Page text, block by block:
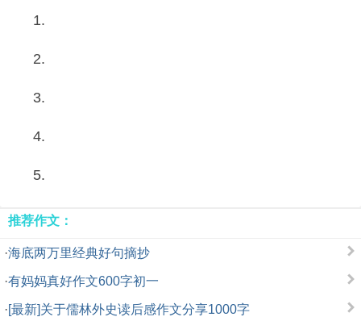
1.
2.
3.
4.
5.
推荐作文：
·海底两万里经典好句摘抄
·有妈妈真好作文600字初一
·[最新]关于儒林外史读后感作文分享1000字